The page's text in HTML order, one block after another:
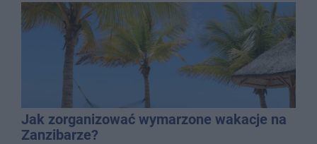
Jak zorganizować wymarzone wakacje na
Zanzibarze?